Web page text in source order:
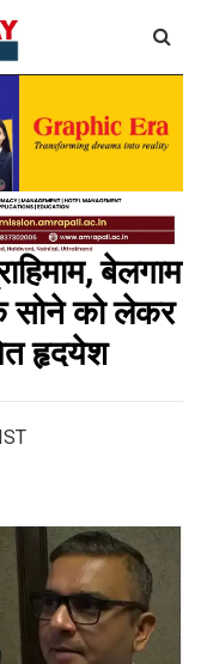
बेलगाम
सोने को लेकर
हृदयेश